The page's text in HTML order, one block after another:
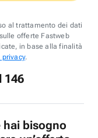
al trattamento dei dati
offerte Fastweb
in base alla finalità
.
146
hai bisogno